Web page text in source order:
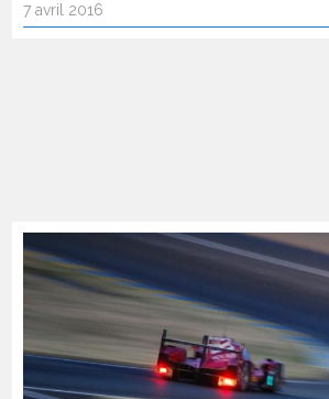
7 avril 2016